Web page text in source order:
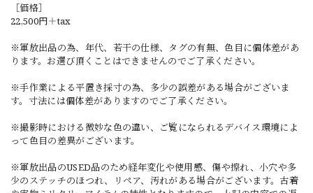
［価格］
22,500円＋tax
※軍放出品の為、年代、若干の仕様、タグの有無、色目に個体差があ
ります。お選び頂くことはできませんのでご了承ください。
※手作業による平置き採寸の為、多少の誤差がある場合がございま
す。寸法には個体差がありますのでご了承ください。
※撮影時における微妙な色の違い、ご覧になられるデバイス環境によ
って色目の差異がございます。
※軍放出品のUSED品のため経年変化や使用感、傷や擦れ、小穴や多
少のステッチのほつれ、リペア、汚れがある場合がございます。古着